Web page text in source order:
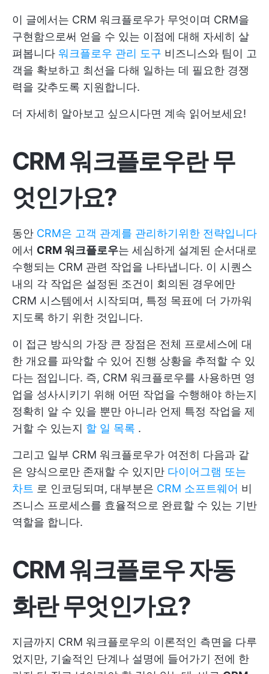
이 글에서는 CRM 워크플로우가 무엇이며 CRM을
구현함으로써 얻을 수 있는 이점에 대해 자세히 살
펴봅니다 워크플로우 관리 도구 비즈니스와 팀이 고
객을 확보하고 최선을 다해 일하는 데 필요한 경쟁
력을 갖추도록 지원합니다.
더 자세히 알아보고 싶으시다면 계속 읽어보세요!
CRM 워크플로우란 무
엇인가요?
동안 CRM은 고객 관계를 관리하기위한 전략입니다
에서 CRM 워크플로우는 세심하게 설계된 순서대로
수행되는 CRM 관련 작업을 나타냅니다. 이 시퀀스
내의 각 작업은 설정된 조건이 회의된 경우에만
CRM 시스템에서 시작되며, 특정 목표에 더 가까워
지도록 하기 위한 것입니다.
이 접근 방식의 가장 큰 장점은 전체 프로세스에 대
한 개요를 파악할 수 있어 진행 상황을 추적할 수 있
다는 점입니다. 즉, CRM 워크플로우를 사용하면 영
업을 성사시키기 위해 어떤 작업을 수행해야 하는지
정확히 알 수 있을 뿐만 아니라 언제 특정 작업을 제
거할 수 있는지 할 일 목록 .
그리고 일부 CRM 워크플로우가 여전히 다음과 같
은 양식으로만 존재할 수 있지만 다이어그램 또는
차트 로 인코딩되며, 대부분은 CRM 소프트웨어 비
즈니스 프로세스를 효율적으로 완료할 수 있는 기반
역할을 합니다.
CRM 워크플로우 자동
화란 무엇인가요?
지금까지 CRM 워크플로우의 이론적인 측면을 다루
었지만, 기술적인 단계나 설명에 들어가기 전에 한